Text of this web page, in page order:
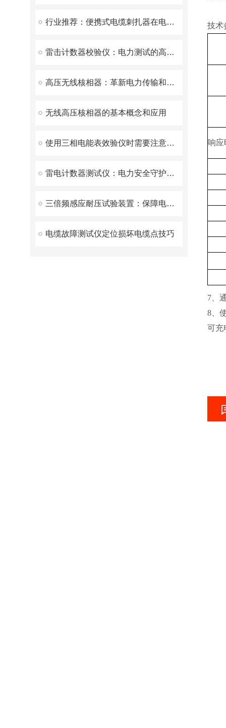
行业推荐：便携式电缆刺扎器在电缆工程中的应用
雷击计数器校验仪：电力测试的高效助手
高压无线核相器：革新电力传输和分配的前沿技术
无线高压核相器的基本概念和应用
使用三相电能表效验仪时需要注意以下几点
雷电计数器测试仪：电力安全守护者的深度解析
三倍频感应耐压试验装置：保障电力设备安全运行的重要工具
电缆故障测试仪定位损坏电缆点技巧
技术
响应
7、
8、
可充